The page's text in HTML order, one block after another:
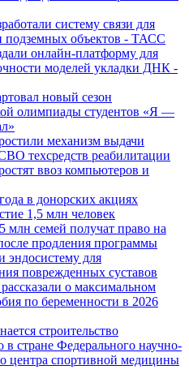
систему связи для
подземных объектов - ТАСС
онлайн-платформу для
моделей укладки ДНК -
новый сезон
олимпиады студентов «Я —
механизм выдачи
техсредств реабилитации
ввоз компьютеров и
в донорских акциях
1,5 млн человек
семей получат право на
продления программы
эндосистему для
поврежденных суставов
о максимальном
по беременности в 2026
строительство
в стране Федерального научно-
центра спортивной медицины